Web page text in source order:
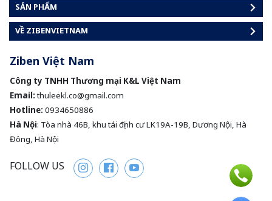
SẢN PHẨM
VỀ ZIBENVIETNAM
Ziben Việt Nam
Công ty TNHH Thương mại K&L Việt Nam
Email:thuleekl.co@gmail.com
Hotline: 0934650886
Hà Nội: Tòa nhà 46B, khu tái định cư LK19A-19B, Dương Nội, Hà
Đông, Hà Nội
FOLLOW US InstagramFacebook